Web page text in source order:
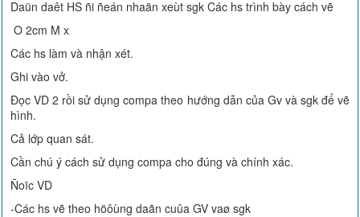
Daün daêt HS ñi ñeán nhaän xeùt sgk Các hs trình bày cách vẽ
O 2cm M x
Các hs làm và nhận xét.
Ghi vào vở.
Đọc VD 2 rồi sử dụng compa theo hướng dẫn của Gv và sgk để vẽ
hình.
Cả lớp quan sát.
Cần chú ý cách sử dụng compa cho đúng và chính xác.
Ñoïc VD
-Các hs vẽ theo höôùng daãn cuûa GV vaø sgk